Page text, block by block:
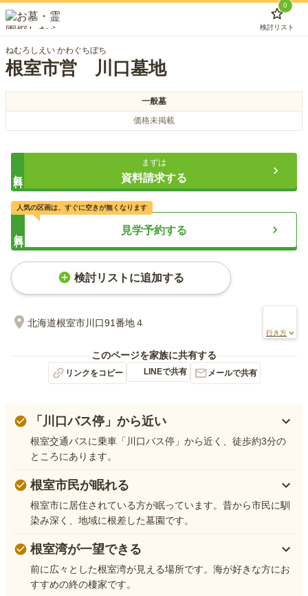
0
検討リスト
ねむろしえい かわぐちぼち
根室市営 川口墓地
一般墓
価格未掲載
まずは
資料請求する
見学予約する
人気の区画は、すぐに空きが無くなります
検討リストに追加する
北海道根室市川口91番地４
行き方
このページを家族に共有する
リンクをコピー LINEで共有 メールで共有
「川口バス停」から近い
根室交通バスに乗車「川口バス停」から近く、徒歩約3分の
ところにあります。
根室市民が眠れる
根室市に居住されている方が眠っています。昔から市民に馴
染み深く、地域に根差した墓園です。
根室湾が一望できる
前に広々とした根室湾が見える場所です。海が好きな方にお
すすめの終の棲家です。